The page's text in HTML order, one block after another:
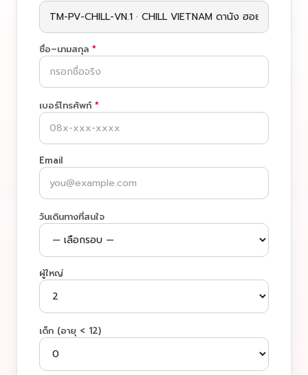
ชื่อ–นามสกุล *
เบอร์โทรศัพท์ *
Email
วันเดินทางที่สนใจ
ผู้ใหญ่
เด็ก (อายุ < 12)